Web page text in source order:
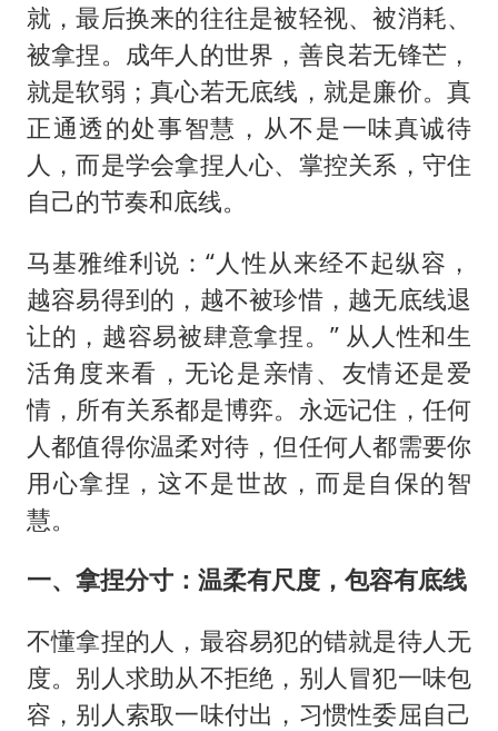
就，最后换来的往往是被轻视、被消耗、
被拿捏。成年人的世界，善良若无锋芒，
就是软弱；真心若无底线，就是廉价。真
正通透的处事智慧，从不是一味真诚待
人，而是学会拿捏人心、掌控关系，守住
自己的节奏和底线。
马基雅维利说：“人性从来经不起纵容，
越容易得到的，越不被珍惜，越无底线退
让的，越容易被肆意拿捏。” 从人性和生
活角度来看，无论是亲情、友情还是爱
情，所有关系都是博弈。永远记住，任何
人都值得你温柔对待，但任何人都需要你
用心拿捏，这不是世故，而是自保的智
慧。
一、拿捏分寸：温柔有尺度，包容有底线
不懂拿捏的人，最容易犯的错就是待人无
度。别人求助从不拒绝，别人冒犯一味包
容，别人索取一味付出，习惯性委屈自己